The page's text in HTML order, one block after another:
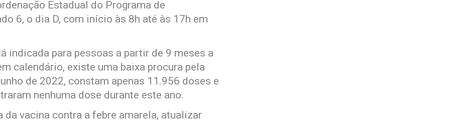
Estadual do Programa de
6, o dia D, com início às 8h até às 17h em
indicada para pessoas a partir de 9 meses a
calendário, existe uma baixa procura pela
de 2022, constam apenas 11.956 doses e
nenhuma dose durante este ano.
vacina contra a febre amarela, atualizar